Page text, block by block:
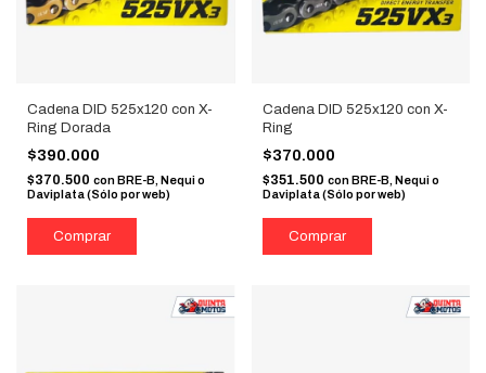
Cadena DID 525x120 con X-
Ring Dorada
$390.000
$370.500 conBRE-B, Nequi o
Daviplata (Sólo por web)
Cadena DID 525x120 con X-
Ring
$370.000
$351.500 con BRE-B, Nequi o
Daviplata (Sólo por web)